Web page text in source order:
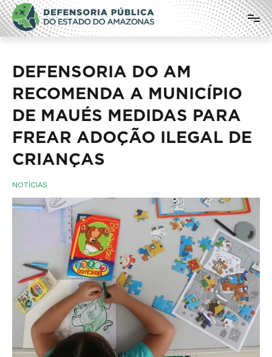
Pular
para
o
conteúdo
Defensoria Pública do Estado do
Amazonas
DEFENSORIA DO AM
RECOMENDA A MUNICÍPIO
DE MAUÉS MEDIDAS PARA
FREAR ADOÇÃO ILEGAL DE
CRIANÇAS
NOTÍCIAS